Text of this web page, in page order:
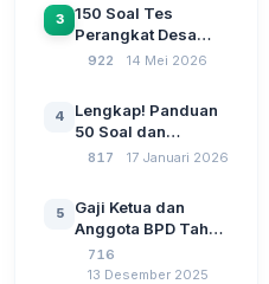
SPP Pencairan
Dana Desa
3
150 Soal Tes
Perangkat Desa
2026: Administrasi
Kebangsaan, dan
Komputer Beserta
Jawaban Paling
922 14 Mei 2026
4
Lengkap! Panduan
50 Soal dan
Jawaban Tes
Berdasarkan UU No
3 Tahun 2024
817 17 Januari 2026
5
Gaji Ketua dan
Anggota BPD Tahun
2026, Berapa
Besarannya? Ada
716
13 Desember 2025